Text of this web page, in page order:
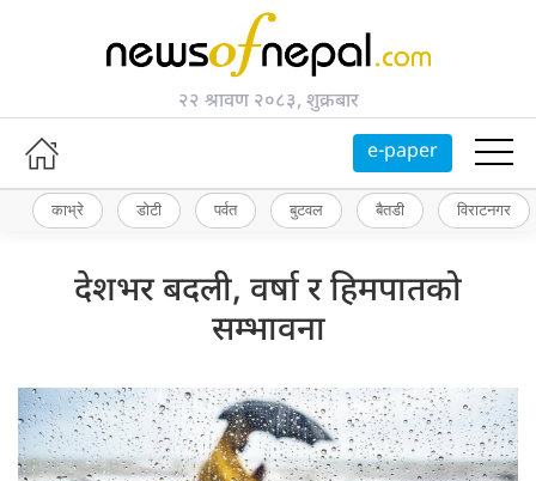
२२ श्रावण २०८३, शुक्रबार
e-paper
काभ्रे डोटी पर्वत बुटवल बैतडी विराटनगर
देशभर बदली, वर्षा र हिमपातको
सम्भावना